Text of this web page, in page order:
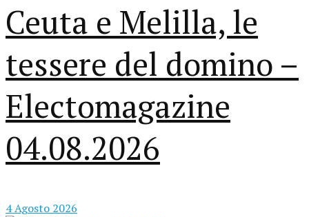
Ceuta e Melilla, le
tessere del domino –
Electomagazine
04.08.2026
4 Agosto 2026